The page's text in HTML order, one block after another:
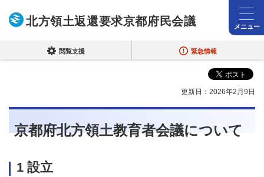
北方領土返還要求京都府民会議 メニュー
閲覧支援 緊急情報
更新日：2026年2月9日
京都府北方領土教育者会議について
1 設立